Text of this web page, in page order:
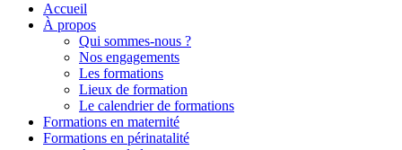
Accueil
À propos
Qui sommes-nous ?
Nos engagements
Les formations
Lieux de formation
Le calendrier de formations
Formations en maternité
Formations en périnatalité